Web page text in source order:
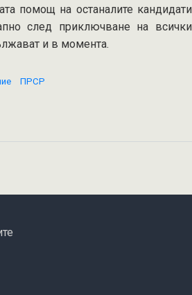
помощ на останалите кандидати
след приключване на всички
и в момента.
ПРСР